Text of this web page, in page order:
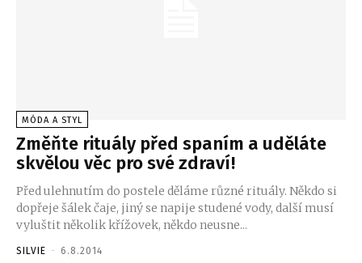
MÓDA A STYL
Změňte rituály před spaním a uděláte
skvělou věc pro své zdraví!
Před ulehnutím do postele děláme různé rituály. Někdo si
dopřeje šálek čaje, jiný se napije studené vody, další musí
vyluštit několik křížovek, někdo neusne...
SILVIE - 6.8.2014